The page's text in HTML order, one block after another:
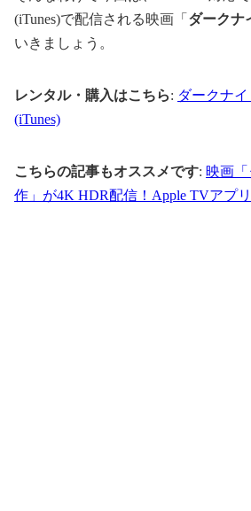
(iTunes)で配信される映画「 ダークナ
いきましょう。
レンタル・購入はこちら: ダークナ
(iTunes)
こちらの記事もオススメです: 映画
作」が4K HDR配信！Apple TVアプリ